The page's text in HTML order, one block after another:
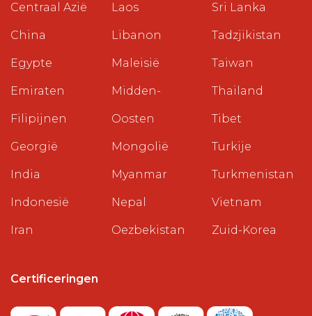
Centraal Azië
China
Egypte
Emiraten
Filipijnen
Georgië
India
Indonesië
Iran
Laos
Libanon
Maleisië
Midden-
Oosten
Mongolië
Myanmar
Nepal
Oezbekistan
Sri Lanka
Tadzjikistan
Taiwan
Thailand
Tibet
Turkije
Turkmenistan
Vietnam
Zuid-Korea
Certificeringen